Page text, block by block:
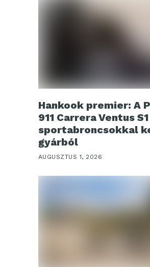
Hankook premier: A
911 Carrera Ventus
sportabroncsokkal
gyárból
AUGUSZTUS 1, 2026